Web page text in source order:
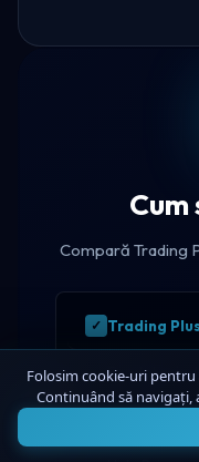
Cum
Compară Trading
Trading
Fondat prin
Folosim cookie-uri
Continuând să navigați,
4